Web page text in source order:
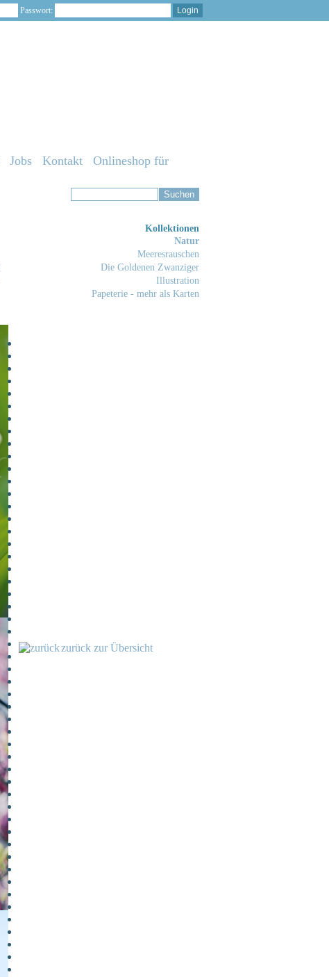
Passwort:
Jobs Kontakt
Onlineshop für
Kollektionen
Natur
Meeresrauschen
Die Goldenen Zwanziger
Illustration
Papeterie - mehr als Karten
zurück zur Übersicht